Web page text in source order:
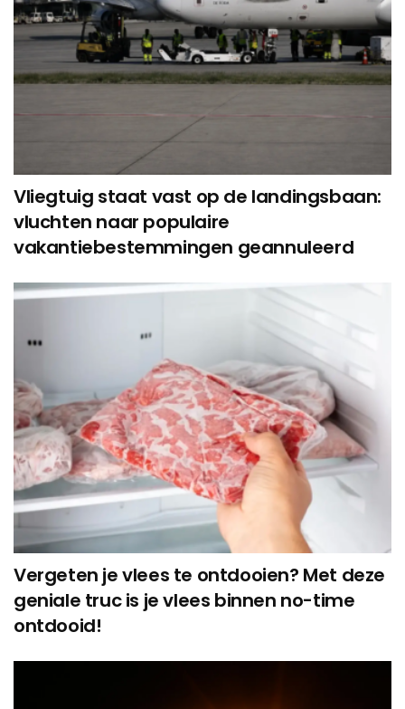
Vliegtuig staat vast op de landingsbaan:
vluchten naar populaire
vakantiebestemmingen geannuleerd
Vergeten je vlees te ontdooien? Met deze
geniale truc is je vlees binnen no-time
ontdooid!